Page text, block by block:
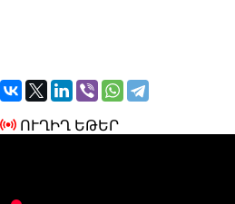
ՈՒՂԻՂ ԵԹԵՐ